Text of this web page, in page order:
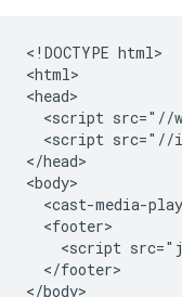
<!DOCTYPE html>
<html>
<head>
<script src="//
<script src="//
</head>
<body>
<cast-media-
  <footer>
<script
  </footer>
</body>